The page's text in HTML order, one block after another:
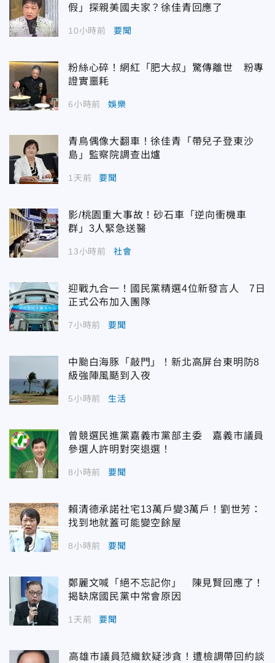
假」探親美國夫家？徐佳青回應了
10小時前 要聞
粉絲心碎！網紅「肥大叔」驚傳離世 粉專
證實噩耗
6小時前 娛樂
青鳥偶像大翻車！徐佳青「帶兒子登東沙
島」監察院調查出爐
1天前 要聞
影/桃園重大事故！砂石車「逆向衝機車
群」3人緊急送醫
13小時前 社會
迎戰九合一！國民黨精選4位新發言人 7日
正式公布加入團隊
7小時前 要聞
中颱白海豚「敲門」！新北高屏台東明防8
級強陣風颳到入夜
5小時前 生活
曾競選民進黨嘉義市黨部主委 嘉義市議員
參選人許明對突退選！
8小時前 要聞
賴清德承諾社宅13萬戶變3萬戶！劉世芳：
找到地就蓋可能變空餘屋
8小時前 要聞
鄭麗文喊「絕不忘記你」 陳見賢回應了！
揭缺席國民黨中常會原因
1天前 要聞
高雄市議員范織欽疑涉貪！遭檢調帶回約談